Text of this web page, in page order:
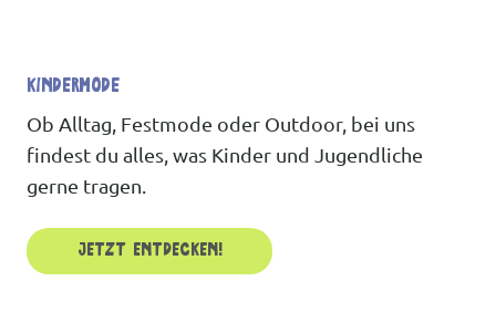
KINDERMODE
Ob Alltag, Festmode oder Outdoor, bei uns
findest du alles, was Kinder und Jugendliche
gerne tragen.
Jetzt entdecken!